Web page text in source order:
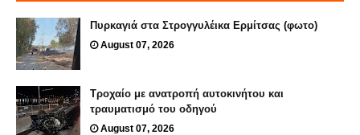
Πυρκαγιά στα Στρογγυλέικα Ερμίτσας (φωτο)
August 07, 2026
Τροχαίο με ανατροπή αυτοκινήτου και
τραυματισμό του οδηγού
August 07, 2026